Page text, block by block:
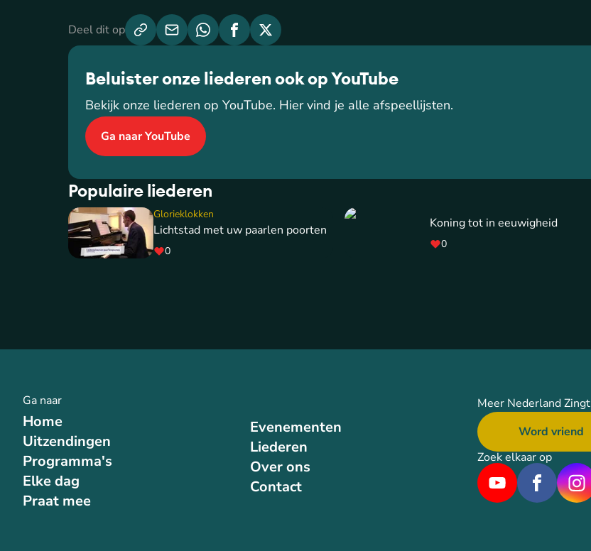
Deel dit op
Beluister onze liederen ook op YouTube
Bekijk onze liederen op YouTube. Hier vind je alle afspeellijsten.
Ga naar YouTube
Populaire liederen
Glorieklokken
Lichtstad met uw paarlen poorten
0
Koning tot in eeuwigheid
0
Ga naar
Home
Uitzendingen
Programma's
Elke dag
Praat mee
Evenementen
Liederen
Over ons
Contact
Meer Nederland Zingt
Word vriend
Zoek elkaar op